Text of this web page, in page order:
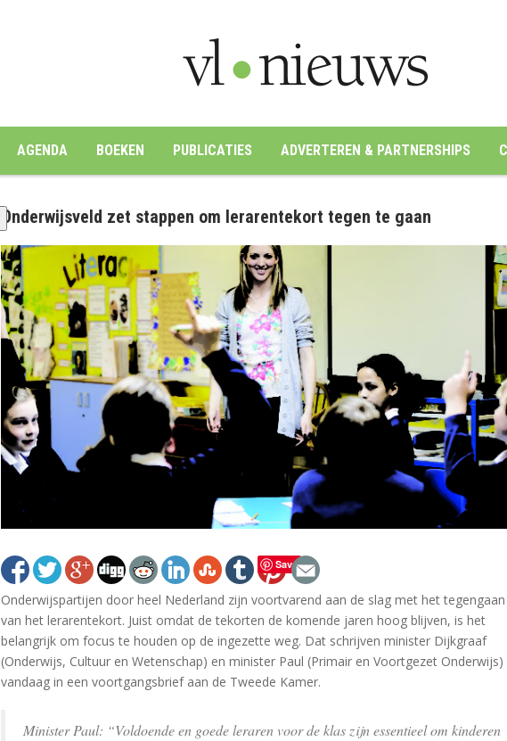
AGENDA BOEKEN PUBLICATIES ADVERTEREN & PARTNERSHIPS
Onderwijsveld zet stappen om lerarentekort tegen te gaan
Save
Onderwijspartijen door heel Nederland zijn voortvarend aan de slag met het tegengaan
van het lerarentekort. Juist omdat de tekorten de komende jaren hoog blijven, is het
belangrijk om focus te houden op de ingezette weg. Dat schrijven minister Dijkgraaf
(Onderwijs, Cultuur en Wetenschap) en minister Paul (Primair en Voortgezet Onderwijs)
vandaag in een voortgangsbrief aan de Tweede Kamer.
Minister Paul: “Voldoende en goede leraren voor de klas zijn essentieel om kinderen